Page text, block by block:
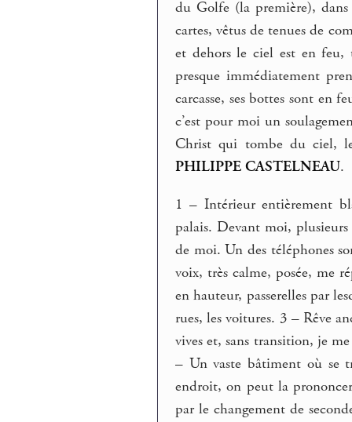
du Golfe (la première), dans
cartes, vêtus de tenues de
et dehors le ciel est en
presque immédiatement
carcasse, ses bottes sont en
c’est pour moi un
Christ qui tombe du ciel,
PHILIPPE CASTELNEAU.
1 – Intérieur entièrement
palais. Devant moi,
de moi. Un des téléphones
voix, très calme, posée, me
en hauteur, passerelles par
rues, les voitures. 3 – Rêve
vives et, sans transition, je
– Un vaste bâtiment où se
endroit, on peut la
par le changement de